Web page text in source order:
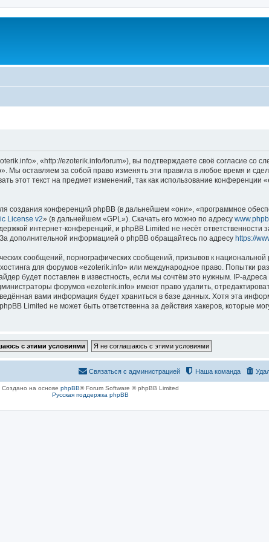
«http://ezoterik.info/forum»), вы подтверждаете своё согласие со
Мы оставляем за собой право изменять эти правила в любое время и
этот текст на предмет изменений, так как использование конференции
конференций phpBB (в дальнейшем «они», «программное
License v2» (в дальнейшем «GPL»). Скачать его можно по адресу
интернет-конференций, и phpBB Limited не несёт ответственности
дополнительной информацией о phpBB обращайтесь по адресу https://
сообщений, порнографических сообщений, призывов к
для форумов «ezoterik.info» или международное право. Попытки
будет поставлен в известность, если мы сочтём это нужным. IP-
форумов «ezoterik.info» имеют право удалить,
вами информация будет храниться в базе данных. Хотя эта
Limited не может быть ответственна за действия хакеров, которые
Наша команда
Связаться с администрацией
Создано на основе phpBB® Forum Software © phpBB Limited
Русская поддержка phpBB